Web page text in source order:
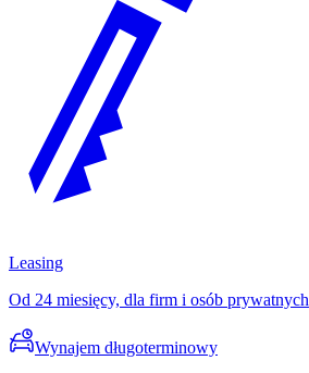
Leasing
Od 24 miesięcy, dla firm i osób prywatnych
Wynajem długoterminowy